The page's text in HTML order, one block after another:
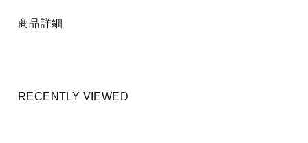
商品詳細
RECENTLY VIEWED